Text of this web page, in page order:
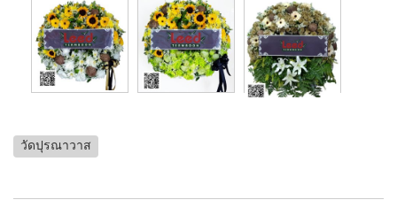
วัดปุรณาวาส